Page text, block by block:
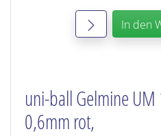
In den
uni-ball Gelmine
0,6mm rot,